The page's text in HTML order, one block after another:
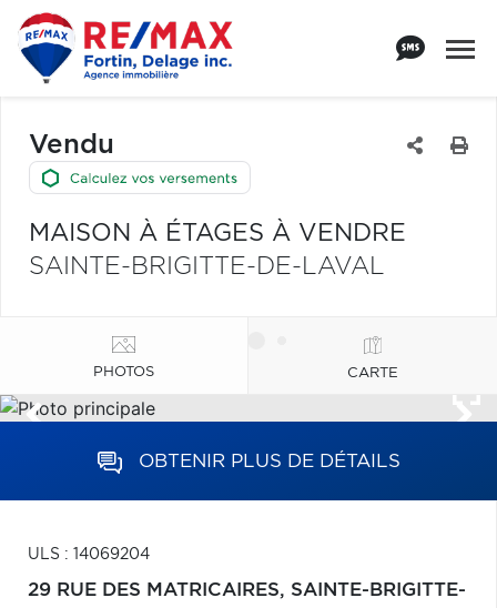
Vendu
MAISON À ÉTAGES À VENDRE
SAINTE-BRIGITTE-DE-LAVAL
PHOTOS CARTE
OBTENIR PLUS DE DÉTAILS
ULS : 14069204
29 RUE DES MATRICAIRES, SAINTE-BRIGITTE-